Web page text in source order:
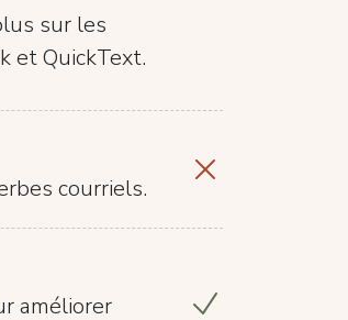
sur les
et QuickText.
courriels.
améliorer